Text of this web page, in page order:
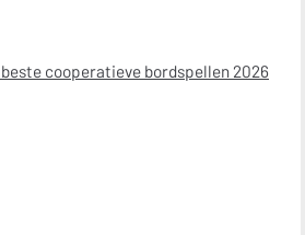
beste cooperatieve bordspellen 2026